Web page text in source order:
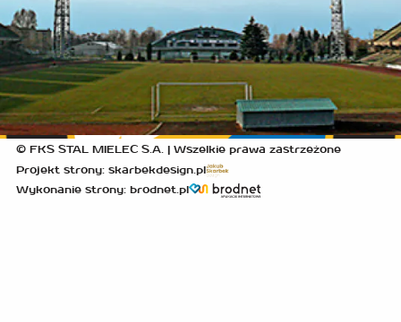
© FKS STAL MIELEC S.A. | Wszelkie prawa zastrzeżone
Projekt strony: skarbekdesign.pl
Wykonanie strony: brodnet.pl